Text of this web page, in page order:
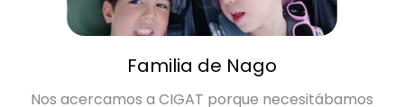
Familia de Nago
Nos acercamos a CIGAT porque necesitábamos